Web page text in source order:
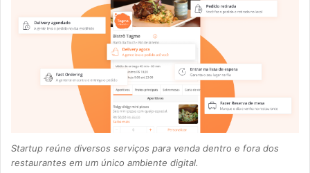
Startup reúne diversos serviços para venda dentro e fora dos
restaurantes em um único ambiente digital.